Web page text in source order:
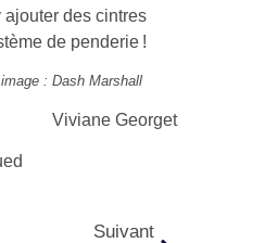
ajouter des cintres
de penderie !
: Dash Marshall
Viviane Georget
Suivant